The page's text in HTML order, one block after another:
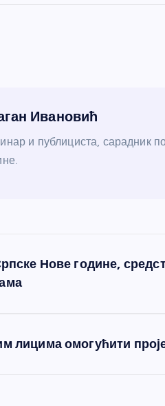
Ивановић
и публициста, сарадник
Нове године,
лицима омогућити